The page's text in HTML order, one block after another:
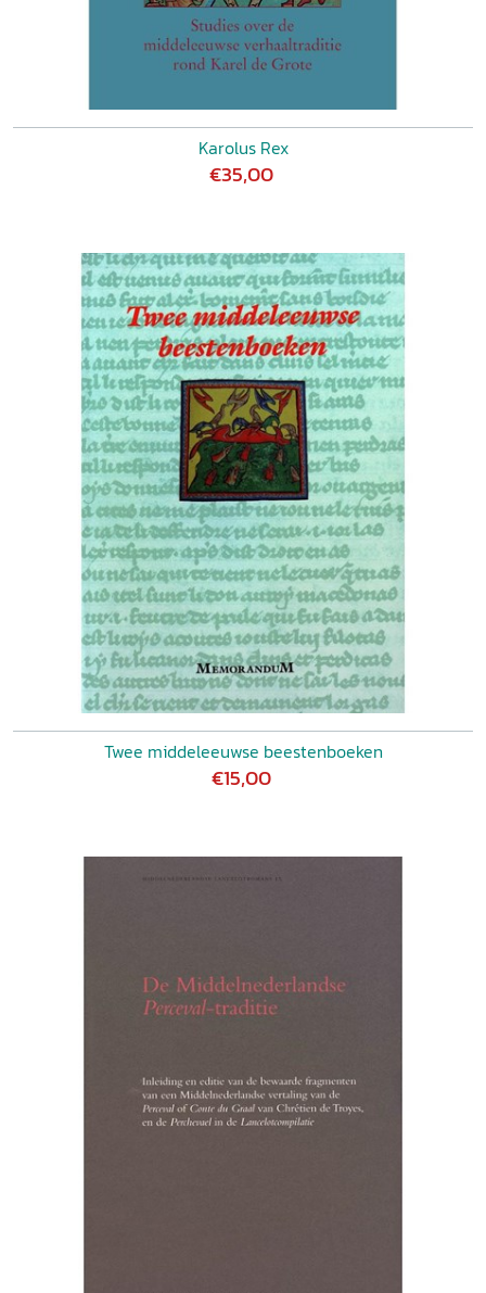
Karolus Rex
€35,00
Twee middeleeuwse beestenboeken
€15,00